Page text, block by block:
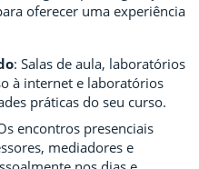
oferecer uma experiência
: Salas de aula, laboratórios
à internet e laboratórios
práticas do seu curso.
encontros presenciais
mediadores e